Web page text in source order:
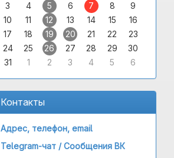
3
4 5 6 7 8
9
10
11 12 13 14 15
16
17
18 19 20 21 22
23
24
25 26 27 28 29
30
31
1 2 3 4 5 6
Контакты
Адрес, телефон, email
Telegram-чат /Сообщения ВК